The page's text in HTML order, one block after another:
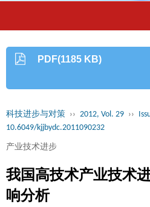
PDF(1185 KB)
科技进步与对策 ›› 2012, Vol. 29 ››
10.6049/kjjbydc.2011090232
产业技术进步
我国高技术产业技术
响分析